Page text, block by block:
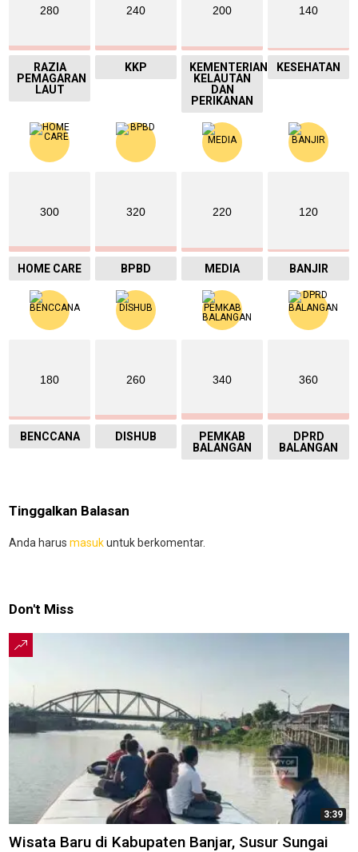
280
RAZIA
PEMAGARAN
LAUT
240
KKP
200
KEMENTERIAN
KELAUTAN
DAN
PERIKANAN
140
KESEHATAN
300
HOME CARE
320
BPBD
220
MEDIA
120
BANJIR
180
BENCCANA
260
DISHUB
340
PEMKAB
BALANGAN
360
DPRD
BALANGAN
Tinggalkan Balasan
Anda harus masukuntuk berkomentar.
Don't Miss
3:39
Wisata Baru di Kabupaten Banjar, Susur Sungai